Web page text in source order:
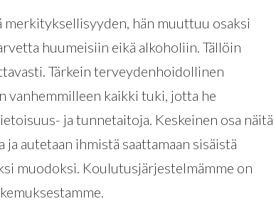
merkityksellisyyden, hän muuttuu osaksi
huumeisiin eikä alkoholiin. Tällöin
Tärkein terveydenhoidollinen
vanhemmilleen kaikki tuki, jotta he
ja tunnetaitoja. Keskeinen osa näitä
autetaan ihmistä saattamaan sisäistä
muodoksi. Koulutusjärjestelmämme on